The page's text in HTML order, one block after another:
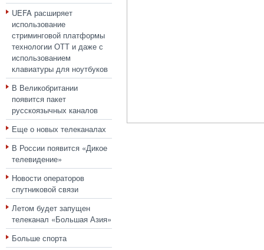
UEFA расширяет
использование
стриминговой платформы
технологии ОТТ и даже с
использованием
клавиатуры для ноутбуков
В Великобритании
появится пакет
русскоязычных каналов
Еще о новых телеканалах
В России появится «Дикое
телевидение»
Новости операторов
спутниковой связи
Летом будет запущен
телеканал «Большая Азия»
Больше спорта